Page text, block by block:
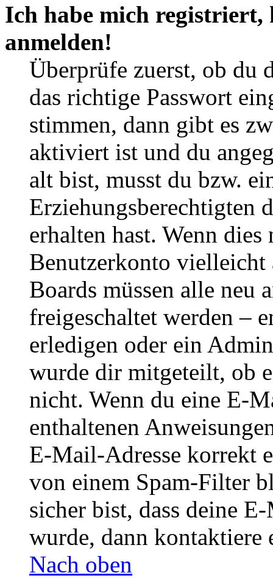
Ich habe mich
anmelden!
Überprüfe zuerst, ob du
das richtige Passwort
stimmen, dann gibt es
aktiviert ist und du
alt bist, musst du bzw.
Erziehungsberechtigten
erhalten hast. Wenn
Benutzerkonto
Boards müssen alle neu
freigeschaltet werden –
erledigen oder ein
wurde dir mitgeteilt, ob
nicht. Wenn du eine E-
enthaltenen
E-Mail-Adresse korrekt
von einem Spam-Filter
sicher bist, dass deine
wurde, dann kontaktiere
Nach oben